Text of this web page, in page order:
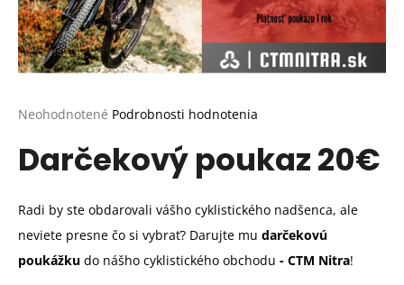
Priemerné
produktu
je
5
hviezdičiek.
Neohodnotené Podrobnosti hodnotenia
Darčekový poukaz 20€
Radi by ste obdarovali vášho cyklistického nadšenca, ale
neviete presne čo si vybrať? Darujte mu darčekovú
poukážku do nášho cyklistického obchodu - CTM Nitra!